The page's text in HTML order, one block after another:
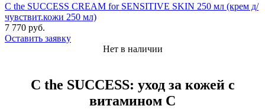
C the SUCCESS CREAM for SENSITIVE SKIN 250 мл (крем д/
чувствит.кожи 250 мл)
7 770 руб.
Оставить заявку
Нет в наличии
C the SUCCESS: уход за кожей с
витамином C